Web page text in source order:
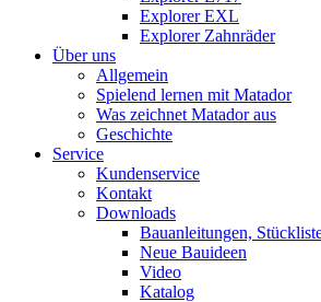
Explorer EXL
Explorer Zahnräder
Über uns
Allgemein
Spielend lernen mit Matador
Was zeichnet Matador aus
Geschichte
Service
Kundenservice
Kontakt
Downloads
Bauanleitungen,
Neue Bauideen
Video
Katalog